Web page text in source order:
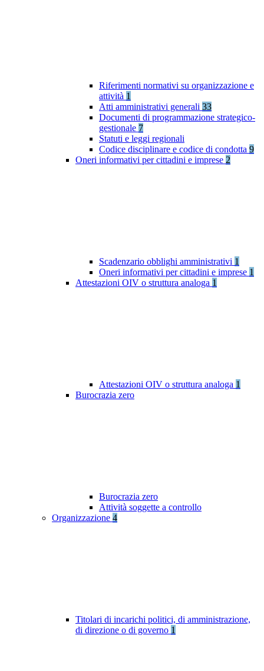
Riferimenti normativi su organizzazione e
attività 1
Atti amministrativi generali 33
Documenti di programmazione strategico-
gestionale 7
Statuti e leggi regionali
Codice disciplinare e codice di condotta 9
Oneri informativi per cittadini e imprese 2
Scadenzario obblighi amministrativi 1
Oneri informativi per cittadini e imprese 1
Attestazioni OIV o struttura analoga 1
Attestazioni OIV o struttura analoga 1
Burocrazia zero
Burocrazia zero
Attività soggette a controllo
Organizzazione 4
Titolari di incarichi politici, di amministrazione,
di direzione o di governo 1